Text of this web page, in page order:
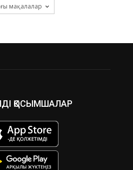
мақалалар
ҚОСЫМШАЛАР